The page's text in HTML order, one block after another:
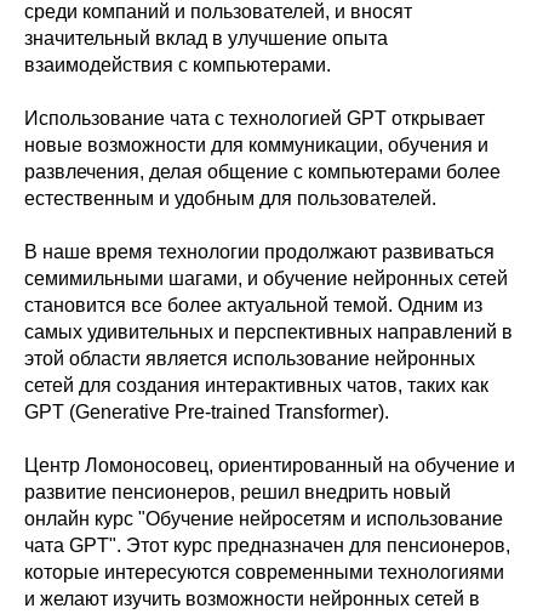
среди компаний и пользователей, и вносят
значительный вклад в улучшение опыта
взаимодействия с компьютерами.
Использование чата с технологией GPT открывает
новые возможности для коммуникации, обучения и
развлечения, делая общение с компьютерами более
естественным и удобным для пользователей.
В наше время технологии продолжают развиваться
семимильными шагами, и обучение нейронных сетей
становится все более актуальной темой. Одним из
самых удивительных и перспективных направлений в
этой области является использование нейронных
сетей для создания интерактивных чатов, таких как
GPT (Generative Pre-trained Transformer).
Центр Ломоносовец, ориентированный на обучение и
развитие пенсионеров, решил внедрить новый
онлайн курс "Обучение нейросетям и использование
чата GPT". Этот курс предназначен для пенсионеров,
которые интересуются современными технологиями
и желают изучить возможности нейронных сетей в